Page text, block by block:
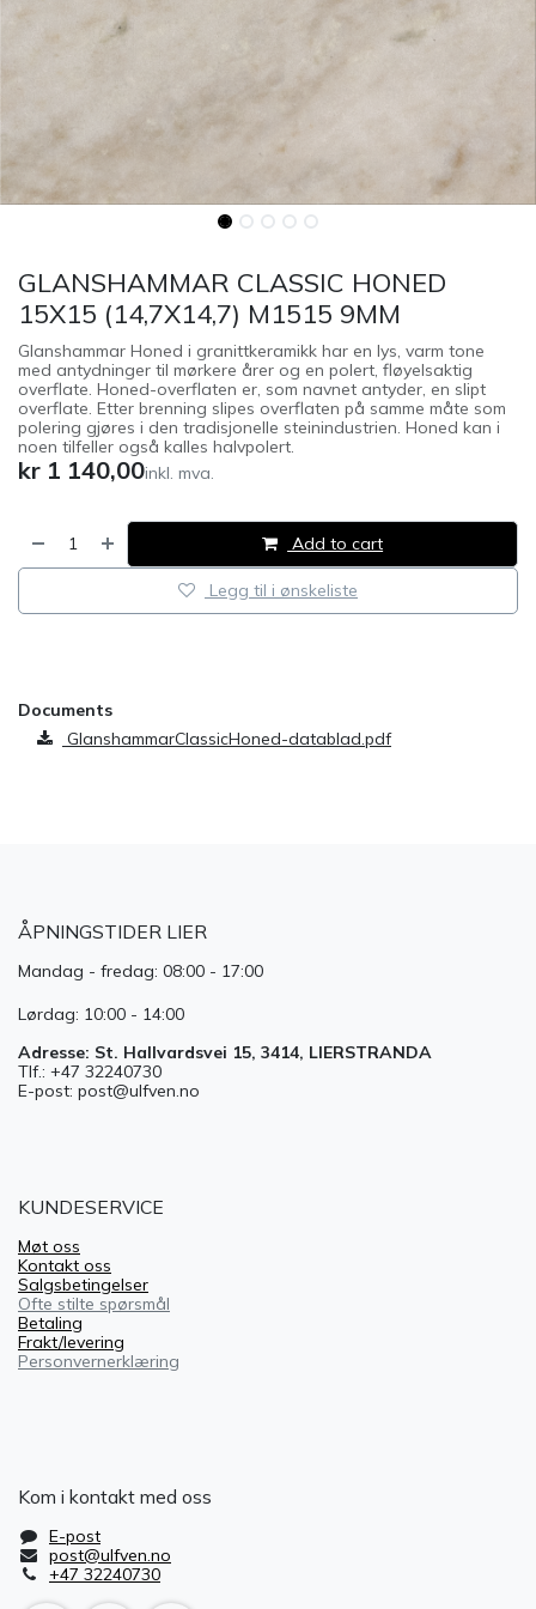
GLANSHAMMAR CLASSIC HONED
15X15 (14,7X14,7) M1515 9MM
Glanshammar Honed i granittkeramikk har en lys, varm tone
med antydninger til mørkere årer og en polert, fløyelsaktig
overflate. Honed-overflaten er, som navnet antyder, en slipt
overflate. Etter brenning slipes overflaten på samme måte som
polering gjøres i den tradisjonelle steinindustrien. Honed kan i
noen tilfeller også kalles halvpolert.
kr 1 140,00inkl. mva.
Add to cart
Legg til i ønskeliste
Documents
GlanshammarClassicHoned-datablad.pdf
ÅPNINGSTIDER LIER
Mandag - fredag: 08:00 - 17:00
Lørdag: 10:00 - 14:00
Adresse: St. Hallvardsvei 15, 3414, LIERSTRANDA
Tlf.: +47 32240730
E-post: post@ulfven.no
KUNDESERVICE
Møt oss
Kontakt oss
Salgsbetingelser
Ofte stilte spørsmål
Betaling
Frakt/levering
Personvernerklæring
Kom i kontakt med oss
E-post
post@ulfven.no
+47 32240730